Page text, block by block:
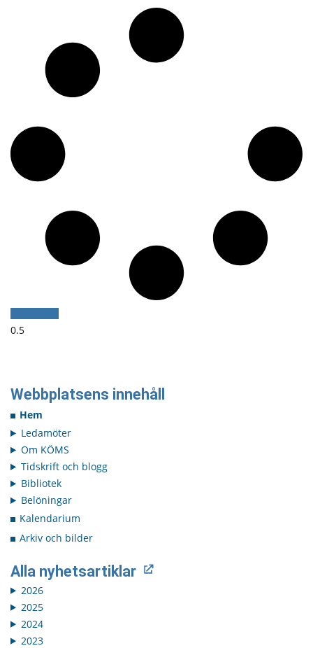
Webbplatsens innehåll
Hem
Ledamöter
Om KÖMS
Tidskrift och blogg
Bibliotek
Belöningar
Kalendarium
Arkiv och bilder
Alla nyhetsartiklar
2026
2025
2024
2023